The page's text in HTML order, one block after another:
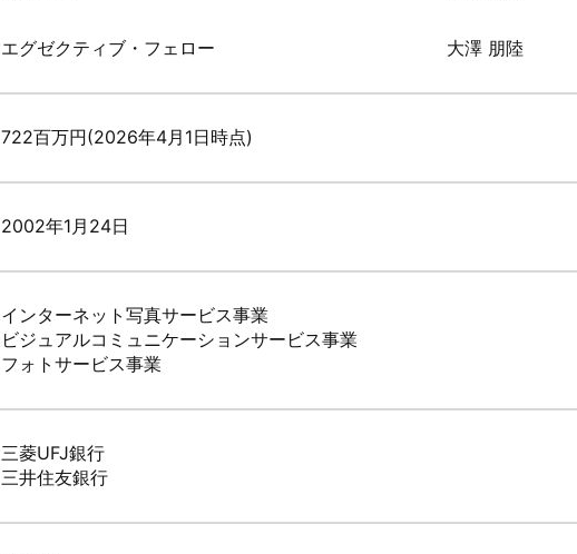
エグゼクティブ・フェロー 大澤 朋陸
722百万円(2026年4月1日時点)
2002年1月24日
インターネット写真サービス事業
ビジュアルコミュニケーションサービス事業
フォトサービス事業
三菱UFJ銀行
三井住友銀行